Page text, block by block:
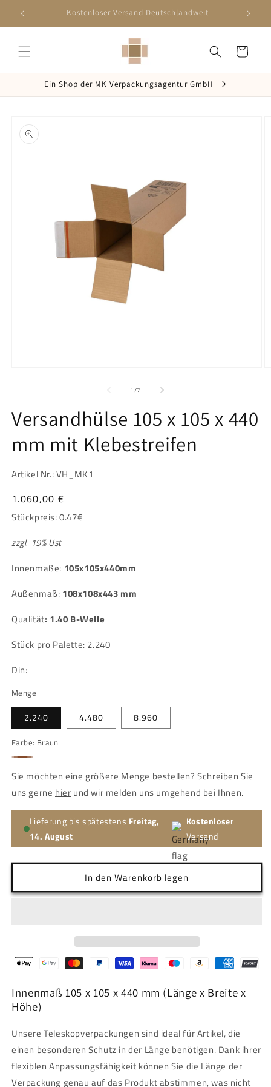
zum
Inhalt
Schnelle Lieferung innerhalb 2-5 Werktagen
Warenkorb
Ein Shop der MK Verpackungsagentur GmbH
1 /von
7
Versandhülse 105 x 105 x 440
mm mit Klebestreifen
Artikel Nr.: VH_MK1
Normaler
Preis
1.060,00 €
Stückpreis:0.47€
zzgl. 19% Ust
Innenmaße: 105x105x440mm
Außenmaß: 108x108x443 mm
Qualität: 1.40 B-Welle
Stück pro Palette: 2.240
Din:
Menge
2.240 4.480 8.960
Farbe: Braun
Sie möchten eine größere Menge bestellen? Schreiben Sie
uns gerne hier und wir melden uns umgehend bei Ihnen.
Lieferung bis spätestens Freitag,
14. August
Kostenloser
Versand
In den Warenkorb legen
Innenmaß 105 x 105 x 440 mm (Länge x Breite x
Höhe)
Unsere Teleskopverpackungen sind ideal für Artikel, die
einen besonderen Schutz in der Länge benötigen. Dank ihrer
flexiblen Anpassungsfähigkeit können Sie die Länge der
Verpackung genau auf das Produkt abstimmen, was nicht